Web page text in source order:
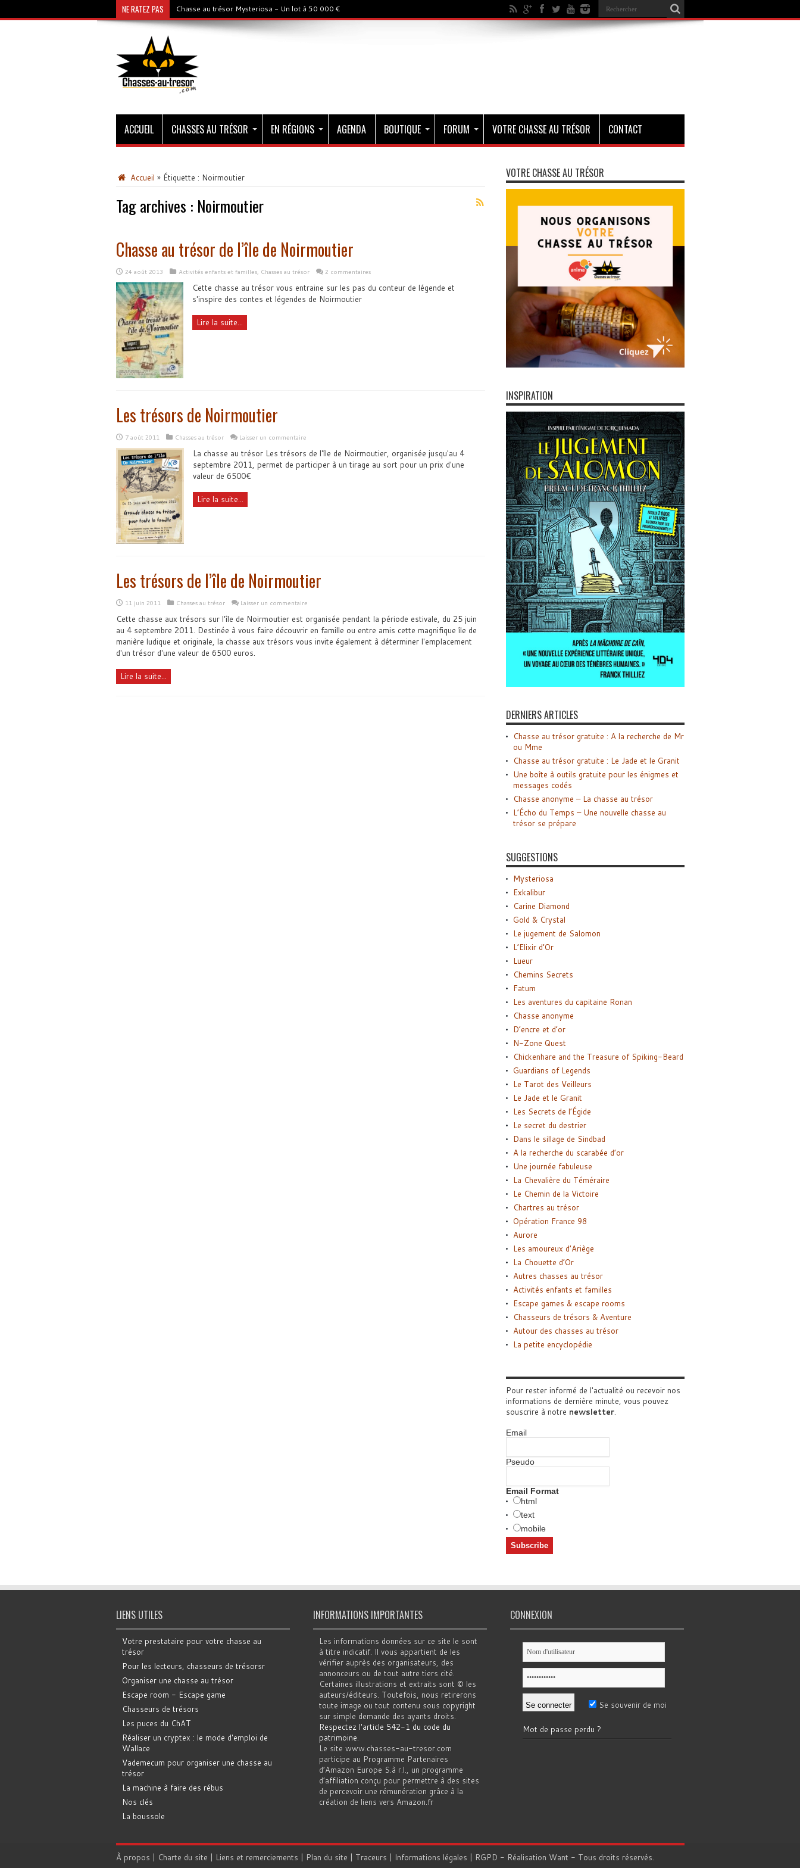
NE RATEZ PAS Chasse au trésor Mysteriosa - Un lot à 50 000 €
ACCUEIL CHASSES AU TRÉSOR EN RÉGIONS AGENDA BOUTIQUE FORUM VOTRE CHASSE AU TRÉSOR CONTACT
Accueil » Étiquette : Noirmoutier
Tag archives : Noirmoutier
Chasse au trésor de l’île de Noirmoutier
24 août 2013 Activités enfants et familles, Chasses au trésor 2 commentaires
Cette chasse au trésor vous entraine sur les pas du conteur de légende et
s'inspire des contes et légendes de Noirmoutier
Lire la suite...
Les trésors de Noirmoutier
7 août 2011 Chasses au trésor Laisser un commentaire
La chasse au trésor Les trésors de l'île de Noirmoutier, organisée jusqu'au 4
septembre 2011, permet de participer à un tirage au sort pour un prix d'une
valeur de 6500€
Lire la suite...
Les trésors de l’île de Noirmoutier
11 juin 2011 Chasses au trésor Laisser un commentaire
Cette chasse aux trésors sur l'île de Noirmoutier est organisée pendant la période estivale, du 25 juin
au 4 septembre 2011. Destinée à vous faire découvrir en famille ou entre amis cette magnifique île de
manière ludique et originale, la chasse aux trésors vous invite également à déterminer l'emplacement
d'un trésor d'une valeur de 6500 euros.
Lire la suite...
VOTRE CHASSE AU TRÉSOR
INSPIRATION
DERNIERS ARTICLES
Chasse au trésor gratuite : A la recherche de Mr
ou Mme
Chasse au trésor gratuite : Le Jade et le Granit
Une boîte à outils gratuite pour les énigmes et
messages codés
Chasse anonyme – La chasse au trésor
L’Écho du Temps – Une nouvelle chasse au
trésor se prépare
SUGGESTIONS
Mysteriosa
Exkalibur
Carine Diamond
Gold & Crystal
Le jugement de Salomon
L’Elixir d’Or
Lueur
Chemins Secrets
Fatum
Les aventures du capitaine Ronan
Chasse anonyme
D’encre et d’or
N-Zone Quest
Chickenhare and the Treasure of Spiking-Beard
Guardians of Legends
Le Tarot des Veilleurs
Le Jade et le Granit
Les Secrets de l’Égide
Le secret du destrier
Dans le sillage de Sindbad
A la recherche du scarabée d’or
Une journée fabuleuse
La Chevalière du Téméraire
Le Chemin de la Victoire
Chartres au trésor
Opération France 98
Aurore
Les amoureux d’Ariège
La Chouette d’Or
Autres chasses au trésor
Activités enfants et familles
Escape games & escape rooms
Chasseurs de trésors & Aventure
Autour des chasses au trésor
La petite encyclopédie
Pour rester informé de l'actualité ou recevoir nos
informations de dernière minute, vous pouvez
souscrire à notre newsletter.
Email
Pseudo
Email Format
html
text
mobile
LIENS UTILES
Votre prestataire pour votre chasse au
trésor
Pour les lecteurs, chasseurs de trésorsr
Organiser une chasse au trésor
Escape room - Escape game
Chasseurs de trésors
Les puces du ChAT
Réaliser un cryptex : le mode d'emploi de
Wallace
Vademecum pour organiser une chasse au
trésor
La machine à faire des rébus
Nos clés
La boussole
INFORMATIONS IMPORTANTES
Les informations données sur ce site le sont
à titre indicatif. Il vous appartient de les
vérifier auprès des organisateurs, des
annonceurs ou de tout autre tiers cité.
Certaines illustrations et extraits sont © les
auteurs/éditeurs. Toutefois, nous retirerons
toute image ou tout contenu sous copyright
sur simple demande des ayants droits.
Respectez l'article 542-1 du code du
patrimoine.
Le site www.chasses-au-tresor.com
participe au Programme Partenaires
d’Amazon Europe S.à r.l., un programme
d’affiliation conçu pour permettre à des sites
de percevoir une rémunération grâce à la
création de liens vers Amazon.fr
CONNEXION
Se souvenir de moi
Mot de passe perdu ?
À propos | Charte du site | Liens et remerciements | Plan du site | Traceurs | Informations légales | RGPD - Réalisation Want - Tous droits réservés.